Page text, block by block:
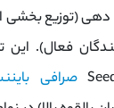
‌دهی (توزیع بخشی
فعال).
صرافی